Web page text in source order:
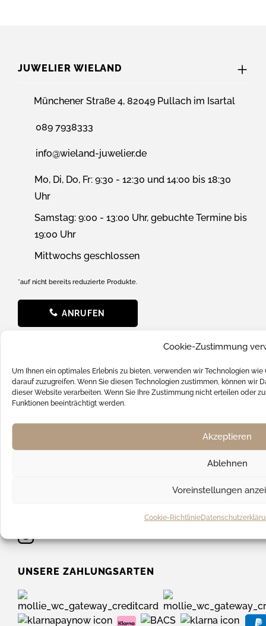
Cookie-Zustimmung
Um Ihnen ein optimales Erlebnis zu bieten, verwenden wir Technologien
darauf zuzugreifen. Wenn Sie diesen Technologien zustimmen, können wir
dieser Website verarbeiten. Wenn Sie Ihre Zustimmung nicht erteilen oder
Funktionen beeinträchtigt werden.
Akzeptieren
Ablehnen
Voreinstellungen
Cookie-Richtlinie
JUWELIER WIELAND
Münchener Straße 4, 82049 Pullach im Isartal
089 7938333
info@wieland-juwelier.de
Mo, Di, Do, Fr: 9:30 - 12:30 und 14:00 bis 18:30
Uhr
Samstag: 9:00 - 13:00 Uhr, gebuchte Termine bis
19:00 Uhr
Mittwochs geschlossen
*auf nicht bereits reduzierte Produkte.
ANRUFEN
News
Batterieverordnung
FAQ
UNSERE ZAHLUNGSARTEN